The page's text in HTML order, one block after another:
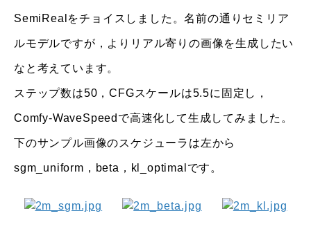
SemiRealをチョイスしました。名前の通りセミリア
ルモデルですが，よりリアル寄りの画像を生成したい
なと考えています。
ステップ数は50，CFGスケールは5.5に固定し，
Comfy-WaveSpeedで高速化して生成してみました。
下のサンプル画像のスケジューラは左から
sgm_uniform，beta，kl_optimalです。